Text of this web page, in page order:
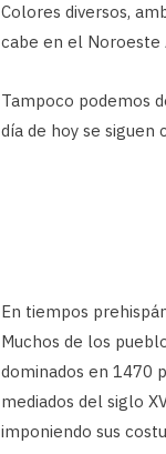
Colores diversos,
cabe en el Noroeste
Tampoco podemos
día de hoy se siguen
En tiempos
Muchos de los
dominados en 1470
mediados del siglo
imponiendo sus